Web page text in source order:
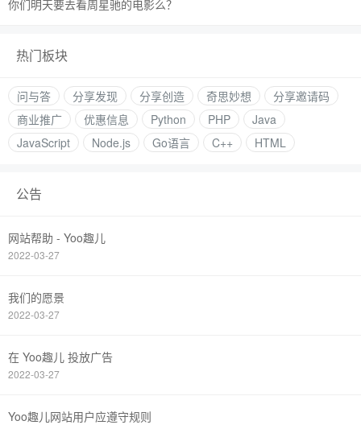
你们明天要去看周星驰的电影么？
热门板块
问与答 分享发现 分享创造 奇思妙想
分享邀请码
商业推广
优惠信息 Python PHP
Java
JavaScript
Node.js Go语言 C++ HTML
公告
网站帮助 - Yoo趣儿
2022-03-27
我们的愿景
2022-03-27
在 Yoo趣儿 投放广告
2022-03-27
Yoo趣儿网站用户应遵守规则